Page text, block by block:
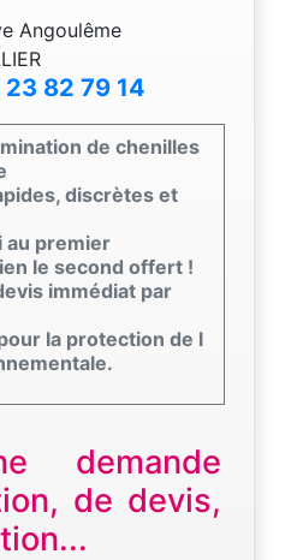
Angoulême
82 79 14
de chenilles
discrètes et
au premier
le second offert !
immédiat par
la protection de l
demande
de devis,